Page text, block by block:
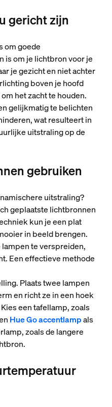
gericht zijn
om goede
is om je lichtbron voor je
je gezicht en niet achter
boven je hoofd
het zacht te houden.
gelijkmatig te belichten
wat resulteert in
uitstraling op de
gebruiken
uitstraling?
geplaatste lichtbronnen
kun je een plat
in beeld brengen.
te verspreiden,
Een effectieve methode
Plaats twee lampen
en richt ze in een hoek
een tafellamp, zoals
Hue Go accentlampals
zoals de langere